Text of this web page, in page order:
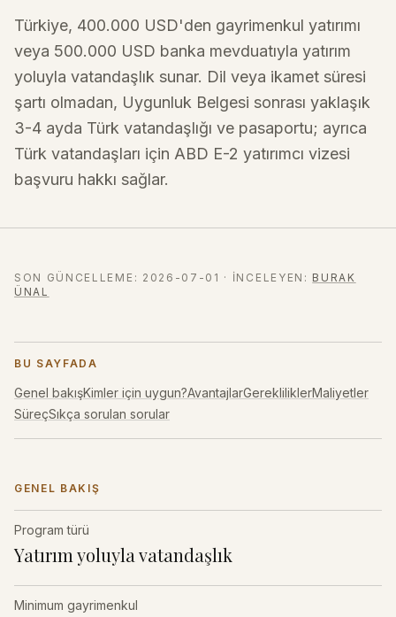
Türkiye, 400.000 USD'den gayrimenkul yatırımı
veya 500.000 USD banka mevduatıyla yatırım
yoluyla vatandaşlık sunar. Dil veya ikamet süresi
şartı olmadan, Uygunluk Belgesi sonrası yaklaşık
3-4 ayda Türk vatandaşlığı ve pasaportu; ayrıca
Türk vatandaşları için ABD E-2 yatırımcı vizesi
başvuru hakkı sağlar.
SON GÜNCELLEME : 2026-07-01 · İNCELEYEN : BURAK
ÜNAL
BU SAYFADA
Genel bakışKimler için uygun?AvantajlarGerekliliklerMaliyetler
SüreçSıkça sorulan sorular
GENEL BAKIŞ
Program türü
Yatırım yoluyla vatandaşlık
Minimum gayrimenkul